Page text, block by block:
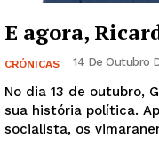
Edição Digital
Europa
Grande Entrevista
E agora,
CRÓNICAS 14 De Outubro
No dia 13 de outubro,
sua história política.
socialista, os